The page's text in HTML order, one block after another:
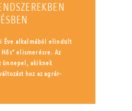
Éve alkalmából elindult
elismerésre. Az
ünnepel, akiknek
hoz az agrár-